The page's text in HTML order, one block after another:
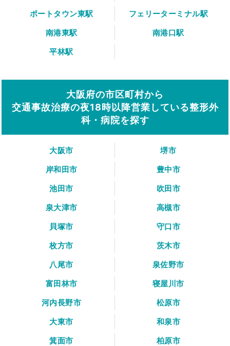
ポートタウン東駅
フェリーターミナル駅
南港東駅
南港口駅
平林駅
大阪府の市区町村から
交通事故治療の夜18時以降営業している整形外
科・病院を探す
大阪市
堺市
岸和田市
豊中市
池田市
吹田市
泉大津市
高槻市
貝塚市
守口市
枚方市
茨木市
八尾市
泉佐野市
富田林市
寝屋川市
河内長野市
松原市
大東市
和泉市
箕面市
柏原市